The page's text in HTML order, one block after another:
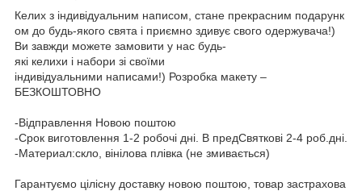
Келих з індивідуальним написом, стане прекрасним подарунк
ом до будь-якого свята і приємно здивує свого одержувача!)
Ви завжди можете замовити у нас будь-
які келихи і набори зі своїми
індивідуальними написами!) Розробка макету –
БЕЗКОШТОВНО
-Відправлення Новою поштою
-Срок виготовлення 1-2 робочі дні. В предСвяткові 2-4 роб.дні.
-Материал:скло, вінілова плівка (не змивається)
Гарантуємо цілісну доставку новою поштою, товар застрахова